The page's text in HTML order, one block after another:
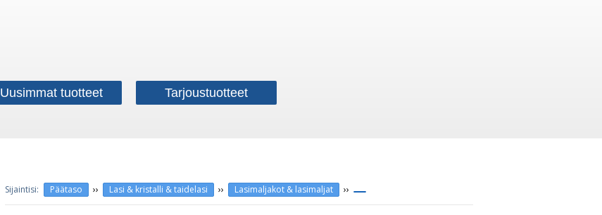
Uusimmat tuotteet Tarjoustuotteet
Päätaso ›› Lasi & kristalli & taidelasi ›› Lasimaljakot & lasimaljat ››